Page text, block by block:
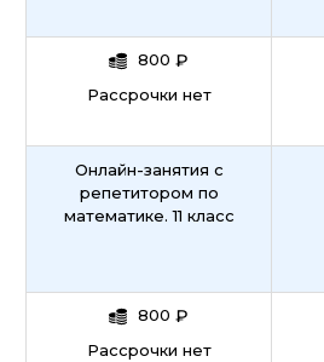
800 ₽
Рассрочки нет
Онлайн-занятия с
репетитором по
математике. 11 класс
800 ₽
Рассрочки нет